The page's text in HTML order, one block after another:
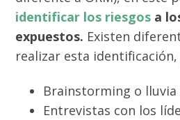
identificar los riesgos a
expuestos. Existen
realizar esta
Brainstorming o lluvia
Entrevistas con los